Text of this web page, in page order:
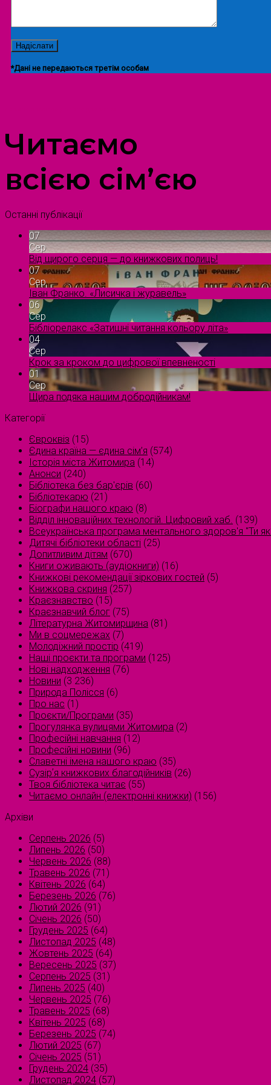
*Дані не передаються третім особам
Читаємо
всією сім’єю
Останні публікації
07
Сер
Від щирого серця — до книжкових полиць!
07
Сер
Іван Франко. «Лисичка і журавель»
06
Сер
Бібліорелакс «Затишні читання кольору літа»
04
Сер
Крок за кроком до цифрової впевненості
01
Сер
Щира подяка нашим добродійникам!
Категорії
Євроквіз (15)
Єдина країна — єдина сім’я (574)
Історія міста Житомира (14)
Анонси (240)
Бібліотека без бар'єрів (60)
Бібліотекарю (21)
Біографи нашого краю (8)
Відділ інноваційних технологій. Цифровий хаб. (139)
Всеукраїнська програма ментального здоров'я "Ти
Дитячі бібліотеки області (25)
Допитливим дітям (670)
Книги оживають (аудіокниги) (16)
Книжкові рекомендації зіркових гостей (5)
Книжкова скриня (257)
Краєзнавство (15)
Краєзнавчий блог (75)
Літературна Житомирщина (81)
Ми в соцмережах (7)
Молодіжний простір (419)
Наші проєкти та програми (125)
Нові надходження (76)
Новини (3 236)
Природа Полісся (6)
Про нас (1)
Проєкти/Програми (35)
Прогулянка вулицями Житомира (2)
Професійні навчання (12)
Професійні новини (96)
Славетні імена нашого краю (35)
Сузірʼя книжкових благодійників (26)
Твоя бібліотека читає (55)
Читаємо онлайн (електронні книжки) (156)
Архіви
Серпень 2026 (5)
Липень 2026 (50)
Червень 2026 (88)
Травень 2026 (71)
Квітень 2026 (64)
Березень 2026 (76)
Лютий 2026 (91)
Січень 2026 (50)
Грудень 2025 (64)
Листопад 2025 (48)
Жовтень 2025 (64)
Вересень 2025 (37)
Серпень 2025 (31)
Липень 2025 (40)
Червень 2025 (76)
Травень 2025 (68)
Квітень 2025 (68)
Березень 2025 (74)
Лютий 2025 (67)
Січень 2025 (51)
Грудень 2024 (35)
Листопад 2024 (57)